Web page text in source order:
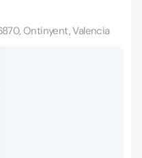
Ontinyent, Valencia